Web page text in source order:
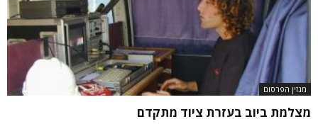
מגזין הפרסום
מצלמת ביוב בעזרת ציוד מתקדם